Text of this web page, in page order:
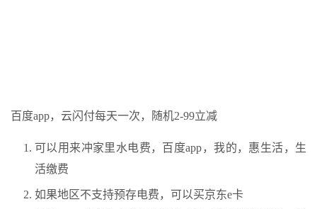
百度app，云闪付每天一次，随机2-99立减
可以用来冲家里水电费，百度app，我的，惠生活，生
活缴费
如果地区不支持预存电费，可以买京东e卡